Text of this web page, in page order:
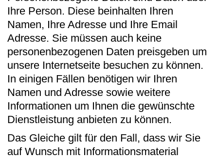
Ihre Person. Diese beinhalten Ihren
Namen, Ihre Adresse und Ihre Email
Adresse. Sie müssen auch keine
personenbezogenen Daten preisgeben um
unsere Internetseite besuchen zu können.
In einigen Fällen benötigen wir Ihren
Namen und Adresse sowie weitere
Informationen um Ihnen die gewünschte
Dienstleistung anbieten zu können.
Das Gleiche gilt für den Fall, dass wir Sie
auf Wunsch mit Informationsmaterial